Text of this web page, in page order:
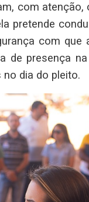
com
pretende
com que
de presença
dia do pleito.